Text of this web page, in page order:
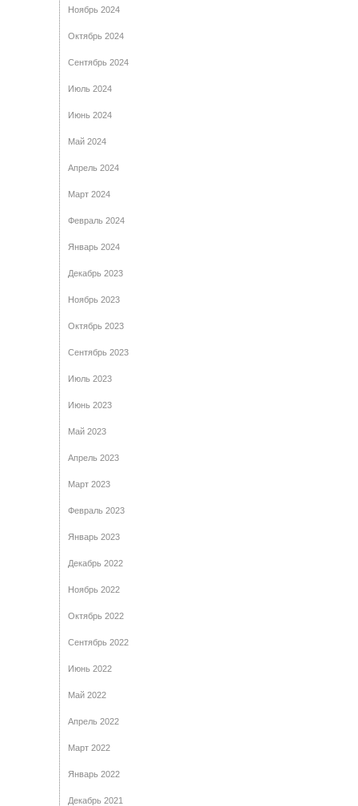
Ноябрь 2024
Октябрь 2024
Сентябрь 2024
Июль 2024
Июнь 2024
Май 2024
Апрель 2024
Март 2024
Февраль 2024
Январь 2024
Декабрь 2023
Ноябрь 2023
Октябрь 2023
Сентябрь 2023
Июль 2023
Июнь 2023
Май 2023
Апрель 2023
Март 2023
Февраль 2023
Январь 2023
Декабрь 2022
Ноябрь 2022
Октябрь 2022
Сентябрь 2022
Июнь 2022
Май 2022
Апрель 2022
Март 2022
Январь 2022
Декабрь 2021